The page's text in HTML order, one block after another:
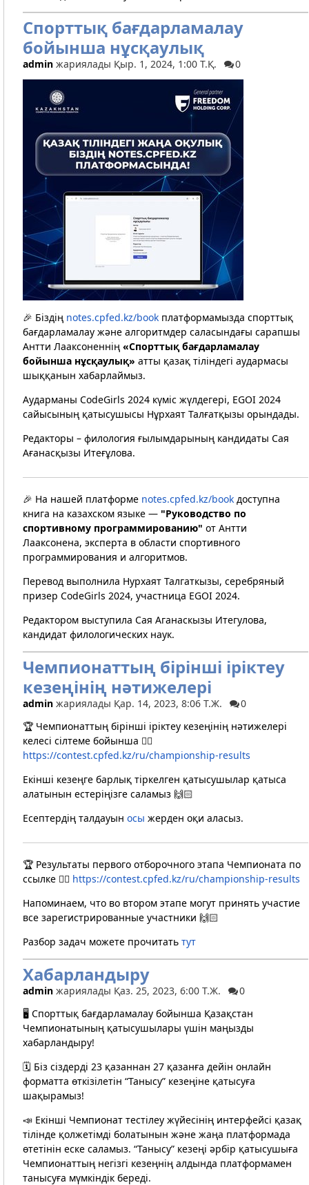
Спорттық бағдарламалау
бойынша нұсқаулық
admin жариялады Қыр. 1, 2024, 1:00 Т.Қ. 0
🎉 Біздің notes.cpfed.kz/bookплатформамызда спорттық
бағдарламалау және алгоритмдер саласындағы сарапшы
Антти Лааксоненнің «Спорттық бағдарламалау
бойынша нұсқаулық» атты қазақ тіліндегі аудармасы
шыққанын хабарлаймыз.
Аударманы CodeGirls 2024 күміс жүлдегері, EGOI 2024
сайысының қатысушысы Нұрхаят Талғатқызы орындады.
Редакторы – филология ғылымдарының кандидаты Сая
Ағанасқызы Итеғұлова.
🎉 На нашей платформе notes.cpfed.kz/bookдоступна
книга на казахском языке — "Руководство по
спортивному программированию" от Антти
Лааксонена, эксперта в области спортивного
программирования и алгоритмов.
Перевод выполнила Нурхаят Талгаткызы, серебряный
призер CodeGirls 2024, участница EGOI 2024.
Редактором выступила Сая Аганаскызы Итегулова,
кандидат филологических наук.
Чемпионаттың бірінші іріктеу
кезеңінің нәтижелері
admin жариялады Қар. 14, 2023, 8:06 Т.Ж.
0
🏆 Чемпионаттың бірінші іріктеу кезеңінің нәтижелері
келесі сілтеме бойынша 👉🏼
https://contest.cpfed.kz/ru/championship-results
Екінші кезеңге барлық тіркелген қатысушылар қатыса
алатынын естеріңізге саламыз 🙌🏻
Есептердің талдауын осы жерден оқи аласыз.
🏆 Результаты первого отборочного этапа Чемпионата по
ссылке 👉🏼 https://contest.cpfed.kz/ru/championship-results
Напоминаем, что во втором этапе могут принять участие
все зарегистрированные участники 🙌🏻
Разбор задач можете прочитать тут
Хабарландыру
admin жариялады Қаз. 25, 2023, 6:00 Т.Ж.
0
🖥️ Спорттық бағдарламалау бойынша Қазақстан
Чемпионатының қатысушылары үшін маңызды
хабарландыру!
🗓 Біз сіздерді 23 қазаннан 27 қазанға дейін онлайн
форматта өткізілетін “Танысу” кезеңіне қатысуға
шақырамыз!
📣 Екінші Чемпионат тестілеу жүйесінің интерфейсі қазақ
тілінде қолжетімді болатынын және жаңа платформада
өтетінін еске саламыз. “Танысу” кезеңі әрбір қатысушыға
Чемпионаттың негізгі кезеңнің алдында платформамен
танысуға мүмкіндік береді.